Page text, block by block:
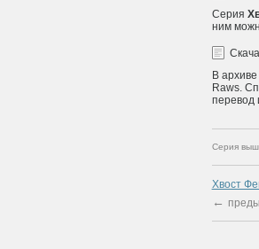
Серия
ним
В
Raws.
перевод
Серия
Хвост
←